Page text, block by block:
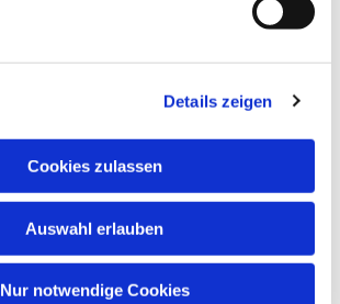
Details zeigen
Cookies zulassen
Auswahl erlauben
Nur notwendige Cookies